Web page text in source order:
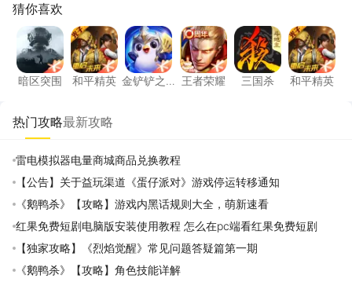
猜你喜欢
暗区突围
暗区突围
和平精英
和平精英
金铲铲之战
金铲铲之
王者荣耀
王者荣耀
三国杀
三国杀
和平精
和平精英
热门攻略最新攻略
雷电模拟器电量商城商品兑换教程
【公告】关于益玩渠道《蛋仔派对》游戏停运转移通知
《鹅鸭杀》【攻略】游戏内黑话规则大全，萌新速看
红果免费短剧电脑版安装使用教程 怎么在pc端看红果免费短剧
【独家攻略】《烈焰觉醒》常见问题答疑篇第一期
《鹅鸭杀》【攻略】角色技能详解